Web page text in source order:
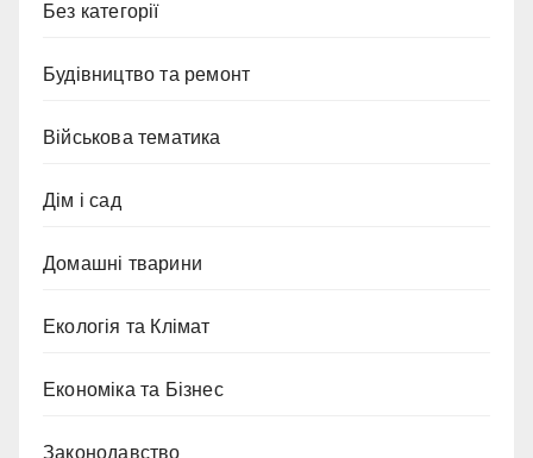
Без категорії
Будівництво та ремонт
Військова тематика
Дім і сад
Домашні тварини
Екологія та Клімат
Економіка та Бізнес
Законодавство